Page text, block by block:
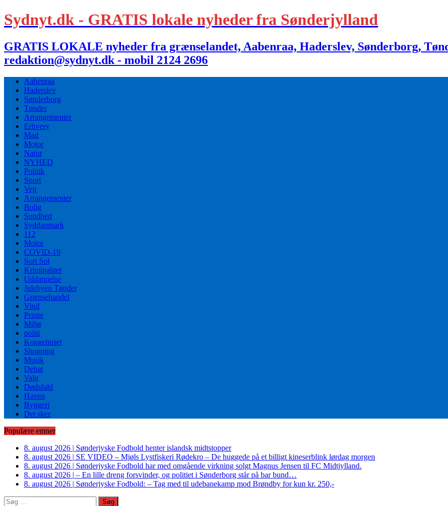
Sydnyt.dk - GRATIS lokale nyheder fra Sønderjylland
GRATIS LOKALE nyheder fra grænselandet, Aabenraa, Haderslev, Sønderborg,
redaktion@sydnyt.dk - mobil 2124 2696
Aabenraa
Haderslev
Sønderborg
Tønder
Arrangementer
Erhverv
Mad
Motor
Natur
NYHED
Politik
Sport
Vejr
Arrangementer
Bolig
Sundhed
Syddanmark
112
Motor
COVID-19
Sort Sol
Kriminalitet
Uddannelse
Julebyen Tønder
Grænsehandel
Vind
Penge
Miljø
politi
Kongehuset
Shopping
Musik
Debat
Valg
Dødsfald
Haven
Byggeri
Det sker
Populære emner
8. august 2026 | Sønderjyske Fodbold henter islandsk midtstopper
8. august 2026 | SE VIDEO – Mjøls Lystfiskeri Rødekro – De huggede på et billigt kineserblink lørdag morgen
8. august 2026 | Sønderjyske Fodbold har med omgående virkning solgt Magnus Jensen til FC Midtjylland.
8. august 2026 | – En lille dreng forsvinder, og politiet i Sønderborg står på bar bund…
8. august 2026 | Sønderjyske Fodbold: – Tag med til udebanekamp mod Brøndby for kun kr. 250,-
Søg